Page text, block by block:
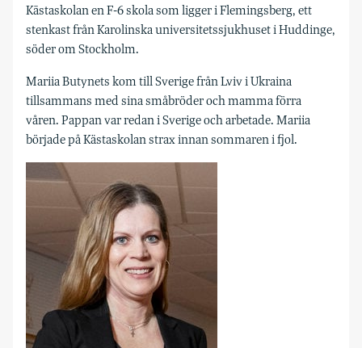
Kästaskolan en F-6 skola som ligger i Flemingsberg, ett
stenkast från Karolinska universitetssjukhuset i Huddinge,
söder om Stockholm.
Mariia Butynets kom till Sverige från Lviv i Ukraina
tillsammans med sina småbröder och mamma förra
våren. Pappan var redan i Sverige och arbetade. Mariia
började på Kästaskolan strax innan sommaren i fjol.